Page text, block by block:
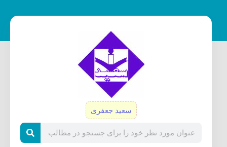
سعید جعفری